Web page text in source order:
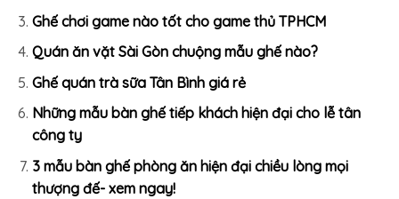
Ghế chơi game nào tốt cho game thủ TPHCM
Quán ăn vặt Sài Gòn chuộng mẫu ghế nào?
Ghế quán trà sữa Tân Bình giá rẻ
Những mẫu bàn ghế tiếp khách hiện đại cho lễ tân
công ty
3 mẫu bàn ghế phòng ăn hiện đại chiều lòng mọi
thượng đế- xem ngay!